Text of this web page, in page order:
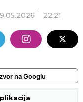
22:21
na Googlu